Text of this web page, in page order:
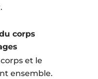
corps
et le
ensemble.